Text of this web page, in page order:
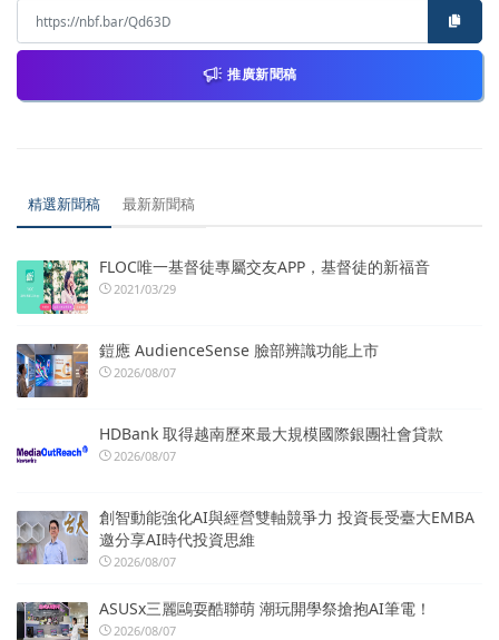
推廣新聞稿
精選新聞稿 最新新聞稿
FLOC唯一基督徒專屬交友APP，基督徒的新福音
2021/03/29
鎧應 AudienceSense 臉部辨識功能上市
2026/08/07
HDBank 取得越南歷來最大規模國際銀團社會貸款
2026/08/07
創智動能強化AI與經營雙軸競爭力 投資長受臺大EMBA
邀分享AI時代投資思維
2026/08/07
ASUSx三麗鷗耍酷聯萌 潮玩開學祭搶抱AI筆電！
2026/08/07